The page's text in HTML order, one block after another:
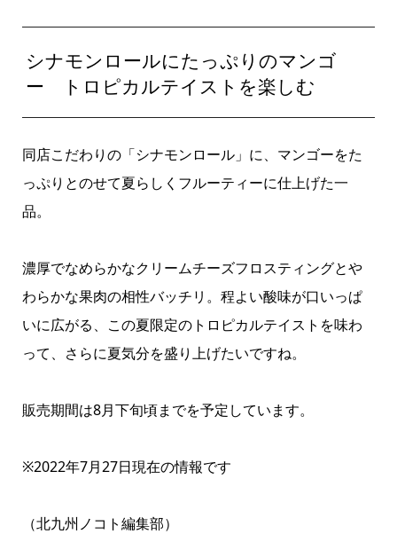
シナモンロールにたっぷりのマンゴ
ー トロピカルテイストを楽しむ
同店こだわりの「シナモンロール」に、マンゴーをた
っぷりとのせて夏らしくフルーティーに仕上げた一
品。
濃厚でなめらかなクリームチーズフロスティングとや
わらかな果肉の相性バッチリ。程よい酸味が口いっぱ
いに広がる、この夏限定のトロピカルテイストを味わ
って、さらに夏気分を盛り上げたいですね。
販売期間は8月下旬頃までを予定しています。
※2022年7月27日現在の情報です
（北九州ノコト編集部）